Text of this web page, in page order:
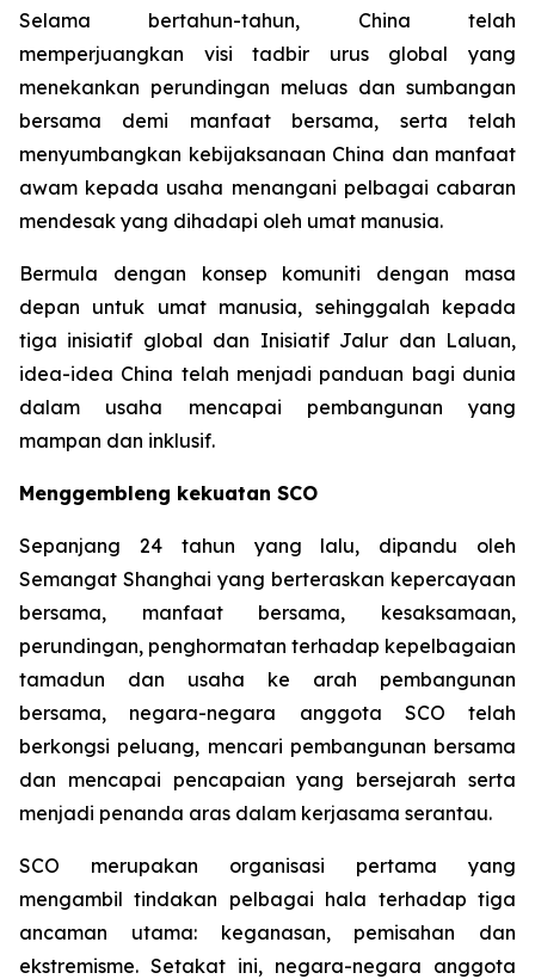
Selama bertahun-tahun, China telah
memperjuangkan visi tadbir urus global yang
menekankan perundingan meluas dan sumbangan
bersama demi manfaat bersama, serta telah
menyumbangkan kebijaksanaan China dan manfaat
awam kepada usaha menangani pelbagai cabaran
mendesak yang dihadapi oleh umat manusia.
Bermula dengan konsep komuniti dengan masa
depan untuk umat manusia, sehinggalah kepada
tiga inisiatif global dan Inisiatif Jalur dan Laluan,
idea-idea China telah menjadi panduan bagi dunia
dalam usaha mencapai pembangunan yang
mampan dan inklusif.
Menggembleng kekuatan SCO
Sepanjang 24 tahun yang lalu, dipandu oleh
Semangat Shanghai yang berteraskan kepercayaan
bersama, manfaat bersama, kesaksamaan,
perundingan, penghormatan terhadap kepelbagaian
tamadun dan usaha ke arah pembangunan
bersama, negara-negara anggota SCO telah
berkongsi peluang, mencari pembangunan bersama
dan mencapai pencapaian yang bersejarah serta
menjadi penanda aras dalam kerjasama serantau.
SCO merupakan organisasi pertama yang
mengambil tindakan pelbagai hala terhadap tiga
ancaman utama: keganasan, pemisahan dan
ekstremisme. Setakat ini, negara-negara anggota